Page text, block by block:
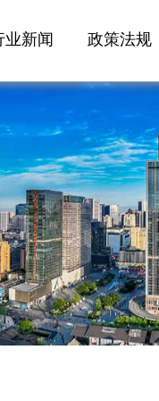
业新闻 政策法规